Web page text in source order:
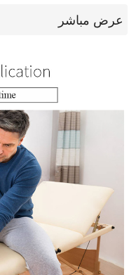
عرض مباشر